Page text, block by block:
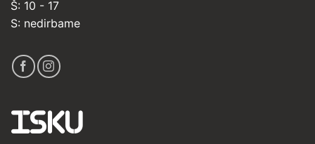
Š: 10 - 17
S: nedirbame
ISKU